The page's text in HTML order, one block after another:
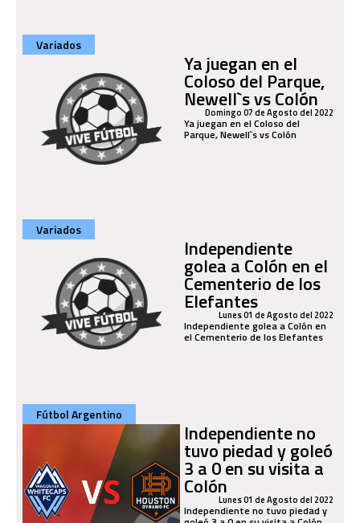
Variados
Ya juegan en el
Coloso del Parque,
Newell`s vs Colón
Domingo 07 de Agosto del 2022
Ya juegan en el Coloso del
Parque, Newell`s vs Colón
Variados
Independiente
golea a Colón en el
Cementerio de los
Elefantes
Lunes 01 de Agosto del 2022
Independiente golea a Colón en
el Cementerio de los Elefantes
Fútbol Argentino
Independiente no
tuvo piedad y goleó
3 a 0 en su visita a
ColónLunes 01 de Agosto del 2022
Independiente no tuvo piedad y